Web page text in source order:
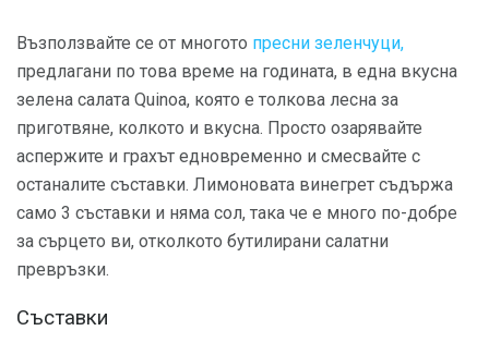
Възползвайте се от многото пресни зеленчуци,
предлагани по това време на годината, в една вкусна
зелена салата Quinoa, която е толкова лесна за
приготвяне, колкото и вкусна. Просто озарявайте
аспержите и грахът едновременно и смесвайте с
останалите съставки. Лимоновата винегрет съдържа
само 3 съставки и няма сол, така че е много по-добре
за сърцето ви, отколкото бутилирани салатни
превръзки.
Съставки